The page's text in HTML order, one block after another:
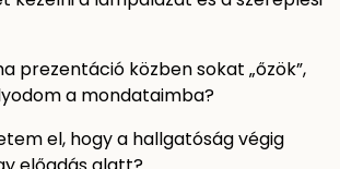
prezentáció közben sokat „őzök”,
a mondataimba?
el, hogy a hallgatóság végig